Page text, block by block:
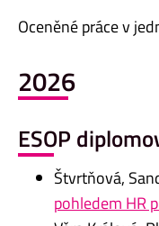
Oceněné práce v
2026
ESOP
Štvrtňová,
pohledem HR